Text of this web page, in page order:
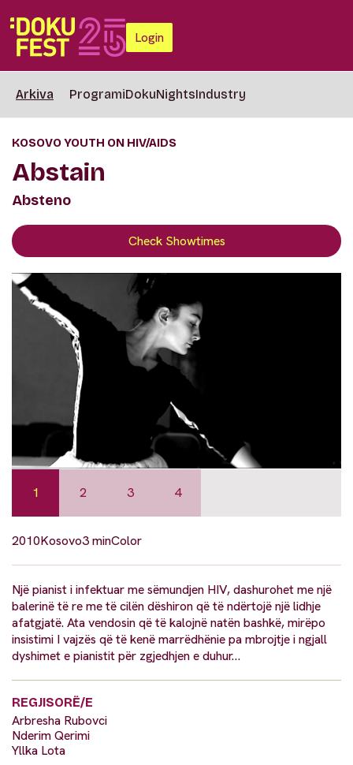
Login
Arkiva ProgramiDokuNightsIndustry
KOSOVO YOUTH ON HIV/AIDS
Abstain
Absteno
Check Showtimes
1 2 3 4
2010Kosovo3 minColor
Një pianist i infektuar me sëmundjen HIV, dashurohet me një
balerinë të re me të cilën dëshiron që të ndërtojë një lidhje
afatgjatë. Ata vendosin që të kalojnë natën bashkë, mirëpo
insistimi I vajzës që të kenë marrëdhënie pa mbrojtje i ngjall
dyshimet e pianistit për zgjedhjen e duhur…
REGJISORË/E
Arbresha Rubovci
Nderim Qerimi
Yllka Lota